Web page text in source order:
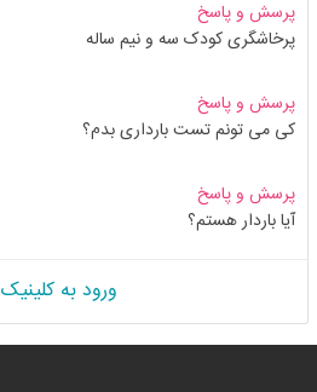
پرسش و پاسخ
پرخاشگری کودک سه و نیم ساله
پرسش و پاسخ
کی می تونم تست بارداری بدم؟
پرسش و پاسخ
آیا باردار هستم؟
ورود به کلینیک